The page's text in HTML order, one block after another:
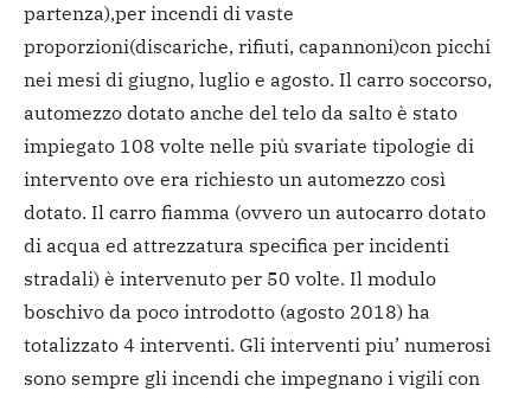
partenza),per incendi di vaste
proporzioni(discariche, rifiuti, capannoni)con picchi
nei mesi di giugno, luglio e agosto. Il carro soccorso,
automezzo dotato anche del telo da salto è stato
impiegato 108 volte nelle più svariate tipologie di
intervento ove era richiesto un automezzo così
dotato. Il carro fiamma (ovvero un autocarro dotato
di acqua ed attrezzatura specifica per incidenti
stradali) è intervenuto per 50 volte. Il modulo
boschivo da poco introdotto (agosto 2018) ha
totalizzato 4 interventi. Gli interventi piu’ numerosi
sono sempre gli incendi che impegnano i vigili con